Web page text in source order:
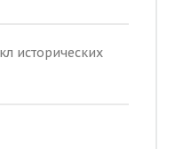
исторических